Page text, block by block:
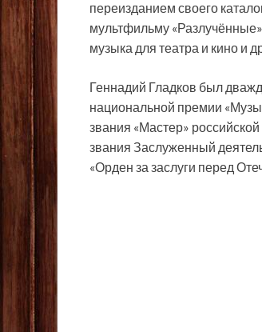
переизданием своего
мультфильму
музыка для театра и кино и
Геннадий Гладков был
национальной премии
звания «Мастер»
звания Заслуженный
«Орден за заслуги перед